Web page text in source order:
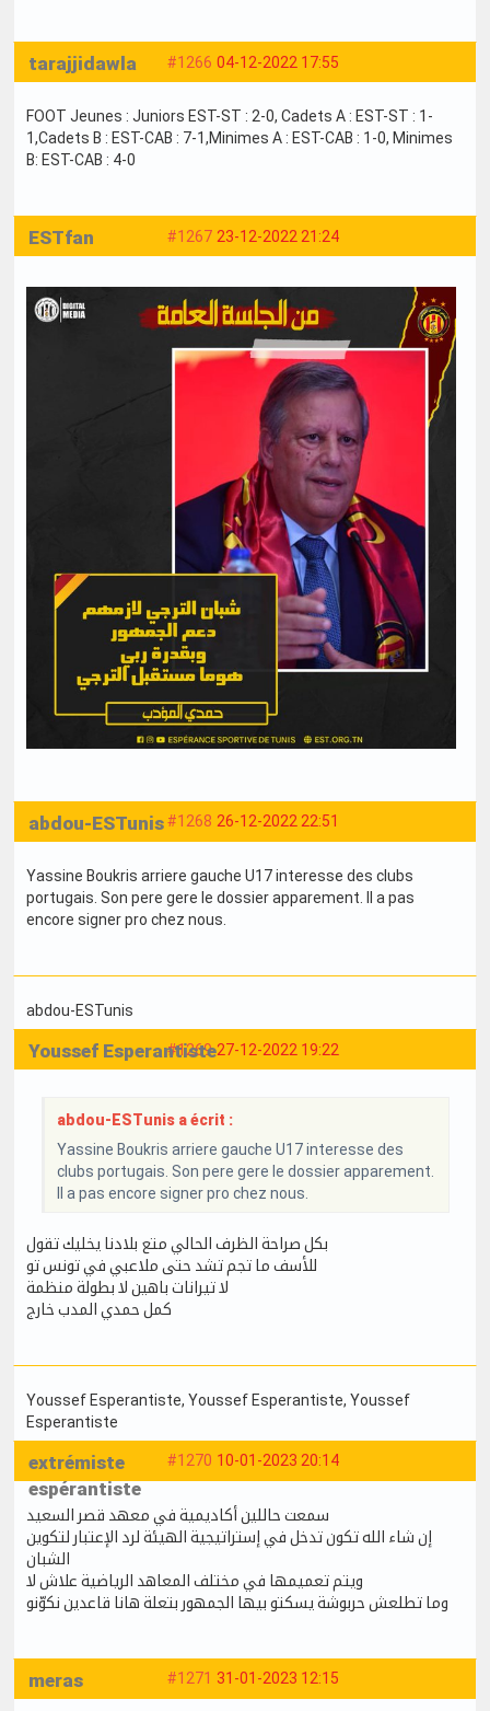
#1266 04-12-2022 17:55
tarajjidawla
FOOT Jeunes : Juniors EST-ST : 2-0, Cadets A : EST-ST : 1-
1,Cadets B : EST-CAB : 7-1,Minimes A : EST-CAB : 1-0, Minimes
B: EST-CAB : 4-0
#1267 23-12-2022 21:24
ESTfan
#1268 26-12-2022 22:51
abdou-ESTunis
Yassine Boukris arriere gauche U17 interesse des clubs
portugais. Son pere gere le dossier apparement. Il a pas
encore signer pro chez nous.
abdou-ESTunis
#1269 27-12-2022 19:22
Youssef Esperantiste
abdou-ESTunis a écrit :
Yassine Boukris arriere gauche U17 interesse des
clubs portugais. Son pere gere le dossier apparement.
Il a pas encore signer pro chez nous.
بكل صراحة الظرف الحالي متع بلادنا يخليك تقول
للأسف ما تجم تشد حتى ملاعبي في تونس تو
لا تيرانات باهين لا بطولة منظمة
كمل حمدي المدب خارج
Youssef Esperantiste, Youssef Esperantiste, Youssef
Esperantiste
#1270 10-01-2023 20:14
extrémiste
espérantiste
سمعت حاللين أكاديمية في معهد قصر السعيد
إن شاء الله تكون تدخل في إستراتيجية الهيئة لرد الإعتبار لتكوين
الشبان
ويتم تعميمها في مختلف المعاهد الرياضية علاش لا
وما تطلعش حربوشة يسكتو بيها الجمهور بتعلة هانا قاعدين نكوّنو
#1271 31-01-2023 12:15
meras